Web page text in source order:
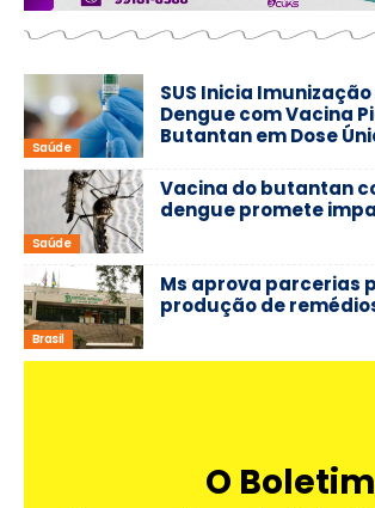
Saúde
SUS Inicia
Dengue com Vacina
Butantan em Dose
Saúde
Vacina do butantan
dengue promete
Brasil
Ms aprova parcerias
produção de
O